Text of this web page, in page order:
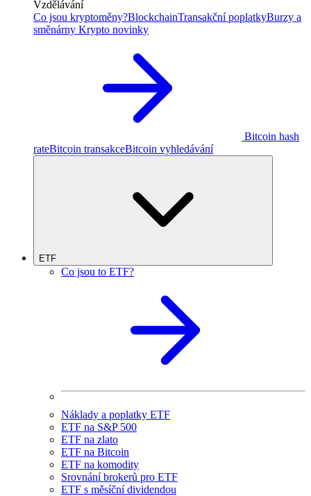
Vzdělávání
Co jsou kryptoměny?BlockchainTransakční poplatkyBurzy a
směnárny Krypto novinky
Bitcoin hash
rateBitcoin transakceBitcoin vyhledávání
ETF
Co jsou to ETF?
Náklady a poplatky ETF
ETF na S&P 500
ETF na zlato
ETF na Bitcoin
ETF na komodity
Srovnání brokerů pro ETF
ETF s měsíční dividendou